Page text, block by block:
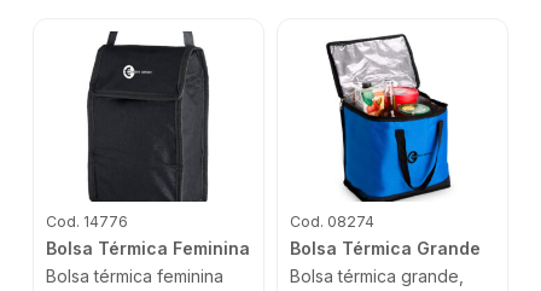
Cod. 14776
Bolsa Térmica Feminina
Bolsa térmica feminina
Cod. 08274
Bolsa Térmica Grande
Bolsa térmica grande,